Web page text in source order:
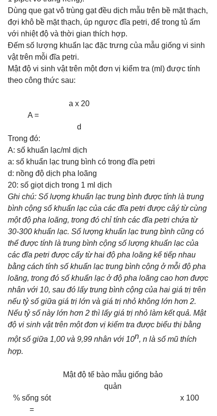
Dùng que gạt vô trùng gạt đều dịch mẫu trên bề mặt thạch,
đợi khô bề mặt thạch, úp ngược đĩa petri, để trong tủ ấm
với nhiệt độ và thời gian thích hợp.
Đếm số lượng khuẩn lạc đặc trưng của mẫu giống vi sinh
vật trên mỗi đĩa petri.
Mật độ vi sinh vật trên một đơn vị kiểm tra (ml) được tính
theo công thức sau:
a x 20
A =
d
Trong đó:
A: số khuẩn lạc/ml dịch
a: số khuẩn lạc trung bình có trong đĩa petri
d: nồng độ dịch pha loãng
20: số giọt dịch trong 1 ml dịch
Ghi chú: Số lượng khuẩn lạc trung bình được tính là trung
bình cộng số khuẩn lạc của các đĩa petri được câý từ cùng
một độ pha loãng, trong đó chỉ tính các đĩa petri chứa từ
30-300 khuẩn lạc. Số lượng khuẩn lạc trung bình cũng có
thể được tính là trung bình cộng số lượng khuẩn lạc của
các đĩa petri được cấy từ hai độ pha loãng kế tiếp nhau
bằng cách tính số khuẩn lạc trung bình cộng ở mỗi độ pha
loãng, trong đó số khuẩn lạc ở độ pha loãng cao hơn được
nhân với 10, sau đó lấy trung bình cộng của hai giá trị trên
nếu tỷ số giữa giá trị lớn và giá trị nhỏ không lớn hơn 2.
Nếu tỷ số này lớn hơn 2 thì lấy giá trị nhỏ làm kết quả. Mật
độ vi sinh vật trên một đơn vị kiểm tra được biểu thị bằng
một số giữa 1,00 và 9,99 nhân với 10n, n là số mũ thích
hợp.
Mật độ tế bào mẫu giống bảo
quản
% sống sót
=
x 100